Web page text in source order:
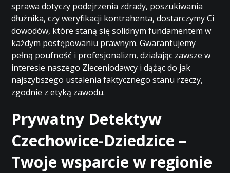
sprawa dotyczy podejrzenia zdrady, poszukiwania
dłużnika, czy weryfikacji kontrahenta, dostarczymy Ci
dowodów, które staną się solidnym fundamentem w
każdym postępowaniu prawnym. Gwarantujemy
pełną poufność i profesjonalizm, działając zawsze w
interesie naszego Zleceniodawcy i dążąc do jak
najszybszego ustalenia faktycznego stanu rzeczy,
zgodnie z etyką zawodu.
Prywatny Detektyw
Czechowice-Dziedzice –
Twoje wsparcie w regionie